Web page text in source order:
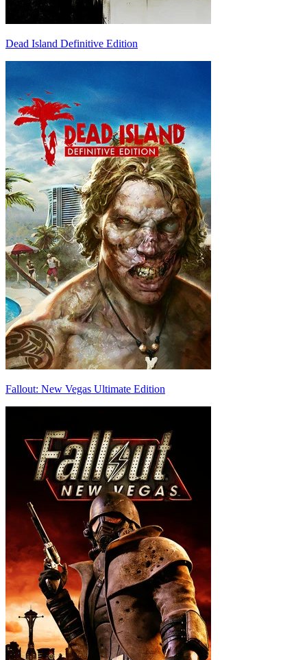
Dead Island Definitive Edition
Fallout: New Vegas Ultimate Edition